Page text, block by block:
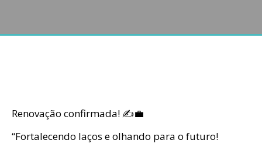
Renovação confirmada! ✍💼
“Fortalecendo laços e olhando para o futuro!